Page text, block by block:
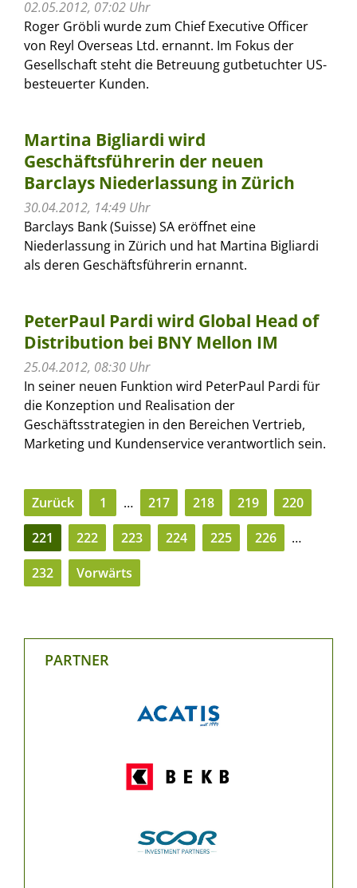
02.05.2012, 07:02 Uhr
Roger Gröbli wurde zum Chief Executive Officer
von Reyl Overseas Ltd. ernannt. Im Fokus der
Gesellschaft steht die Betreuung gutbetuchter US-
besteuerter Kunden.
Martina Bigliardi wird
Geschäftsführerin der neuen
Barclays Niederlassung in Zürich
30.04.2012, 14:49 Uhr
Barclays Bank (Suisse) SA eröffnet eine
Niederlassung in Zürich und hat Martina Bigliardi
als deren Geschäftsführerin ernannt.
PeterPaul Pardi wird Global Head of
Distribution bei BNY Mellon IM
25.04.2012, 08:30 Uhr
In seiner neuen Funktion wird PeterPaul Pardi für
die Konzeption und Realisation der
Geschäftsstrategien in den Bereichen Vertrieb,
Marketing und Kundenservice verantwortlich sein.
Zurück 1 … 217 218 219
220
221
222 223 224 225 226
…
232
Vorwärts
PARTNER